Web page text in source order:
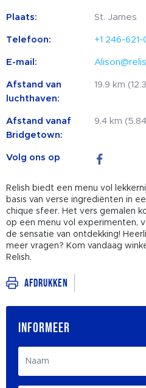
Plaats: St. James
Telefoon: +1 246-
E-mail:
Afstand van
luchthaven:
19.9 km
Afstand vanaf
Bridgetown:
9.4 km
Volg ons op
Relish biedt een menu vol
basis van verse ingrediënten in
chique sfeer. Het vers gemalen
op een menu vol experimenten,
de sensatie van ontdekking!
meer vragen? Kom vandaag
Relish.
Afdrukken
INFORMEER